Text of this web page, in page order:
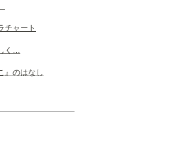
チャート
く…
』のはなし